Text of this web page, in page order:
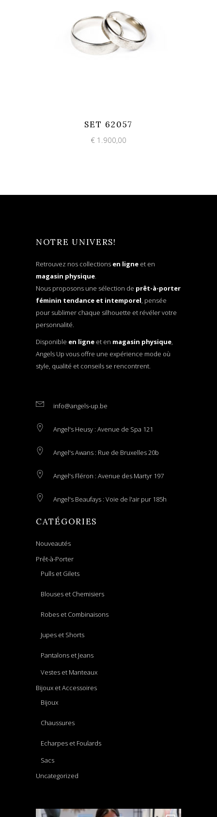
SET 62057
€ 1.900,00
NOTRE UNIVERS!
Retrouvez nos collections en ligne et en
magasin physique.
Nous proposons une sélection de prêt-à-porter
féminin tendance et intemporel, pensée
pour sublimer chaque silhouette et révéler votre
personnalité.
Disponible en ligne et en magasin physique,
Angels Up vous offre une expérience mode où
style, qualité et conseils se rencontrent.
info@angels-up.be
Angel's Heusy : Avenue de Spa 121
Angel's Awans : Rue de Bruxelles 20b
Angel's Fléron : Avenue des Martyr 197
Angel's Beaufays : Voie de l'air pur 185h
CATÉGORIES
Nouveautés
Prêt-à-Porter
Pulls et Gilets
Blouses et Chemisiers
Robes et Combinaisons
Jupes et Shorts
Pantalons et Jeans
Vestes et Manteaux
Bijoux et Accessoires
Bijoux
Chaussures
Echarpes et Foulards
Sacs
Uncategorized